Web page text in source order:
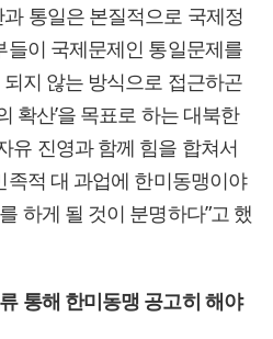
통일은 본질적으로 국제정
들이 국제문제인 통일문제를
되지 않는 방식으로 접근하곤
확산’을 목표로 하는 대북한
유 진영과 함께 힘을 합쳐서
족적 대 과업에 한미동맹이야
하게 될 것이 분명하다”고 했
통해 한미동맹 공고히 해야